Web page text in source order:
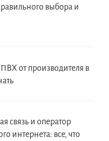
выбора и
от производителя в
связь и оператор
интернета: все, что